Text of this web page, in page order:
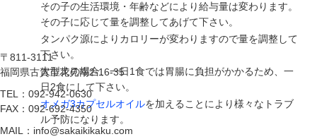
〒811-3111
福岡県古賀市花見南2-16-35
TEL：092-942-0630
FAX：092-692-4350
MAIL：info@sakaikikaku.com
その子の生活環境・年齢などにより給与量は変わります。
その子に応じて量を調整してあげて下さい。
タンパク源によりカロリーが変わりますので量を調整して
下さい。
大型犬の場合、一日1食では胃腸に負担がかかるため、一
日2食にして下さい。
オメガ3カプセルオイルを加えることにより様々なトラブ
ル予防になります。